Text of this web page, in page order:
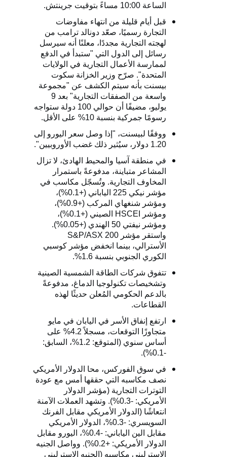
الساعة 10:00 مساءً بتوقيت جرينتش.
قبل أيام قليلة من انتهاء مفاوضات
التجارة رسميًا، صعّد دونالد ترامب من
لهجته التجارية مجددًا، معلنًا أنه سيرسل
رسائل إلى الدول التي "ستبدأ في الدفع
لممارسة الأعمال التجارية في الولايات
المتحدة". صرّح وزير الخزانة سكوت
بيسنت بأنه سيتم الكشف عن "مجموعة
واسعة من الصفقات التجارية" بعد 9
يوليو، مضيفًا أن حوالي 100 دولة ستواجه
رسومًا جمركية بنسبة 10% على الأقل.
ووفقًا لبيسنت، "إذا وصل سعر اليورو إلى
1.20 دولار، سيُثير ذلك غضب الأوروبيين".
في منطقة آسيا والمحيط الهادئ، لا تزال
المشاعر متباينة، مدفوعةً باستمرار
المخاوف التجارية. وتُسجّل مكاسب في
مؤشر نيكي 225 الياباني (+0.1%)،
ومؤشر شنغهاي المركب (+0.9%)،
ومؤشر
HSCEI
الصيني (+0.1%)،
ومؤشر نيفتي 50 الهندي (+0.05%).
واستقر مؤشر S&P/ASX 200
الأسترالي، بينما انخفض مؤشر كوسبي
الكوري الجنوبي بنسبة 1.6%.
تتفوق شركات الطاقة الشمسية الصينية
وتشخيصات تكنولوجيا الدماغ، مدفوعةً
بالدعم الحكومي المُعلن حديثًا لهذه
القطاعات.
ارتفع إنفاق الأسر في اليابان في مايو
متجاوزًا التوقعات، مسجلاً 4.2% على
أساس سنوي (المتوقع: 1.2%، السابق:
-0.1%).
في سوق الفوركس، محا الدولار الأمريكي
نصف مكاسبه التي حققها أمس مع عودة
التوترات التجارية (مؤشر الدولار
الأمريكي: -0.3%). وتشهد العملات الآمنة
انتعاشًا (الدولار الأمريكي مقابل الفرنك
السويسري: -0.3%، الدولار الأمريكي
مقابل الين الياباني: -0.4%، اليورو مقابل
الدولار الأمريكي: +0.2%). وواصل الجنيه
الإسترليني مكاسبه (الجنيه الإسترليني